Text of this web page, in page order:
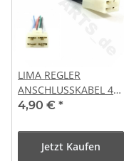
LIMA REGLER
ANSCHLUSSKABEL 4-
Pol
4,90 € *
Jetzt Kaufen